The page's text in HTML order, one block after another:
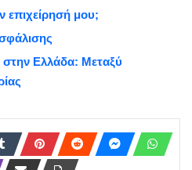
επιχείρησή μου;
Ελλάδα: Μεταξύ